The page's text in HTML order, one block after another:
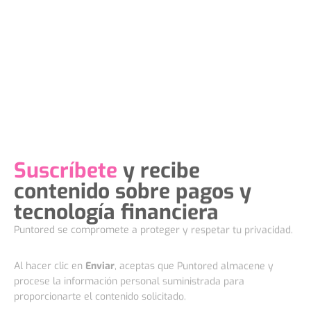
procese la información personal suministrada para
proporcionarte el contenido solicitado.